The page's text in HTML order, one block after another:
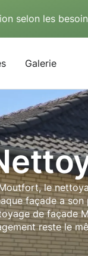
selon les
Galerie
le
façade a
de façade
reste le